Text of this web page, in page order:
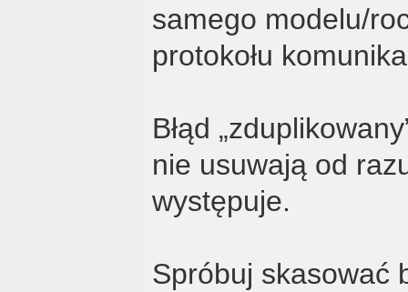
samego modelu/
protokołu
Błąd
nie usuwają od
występuje.
Spróbuj skasować